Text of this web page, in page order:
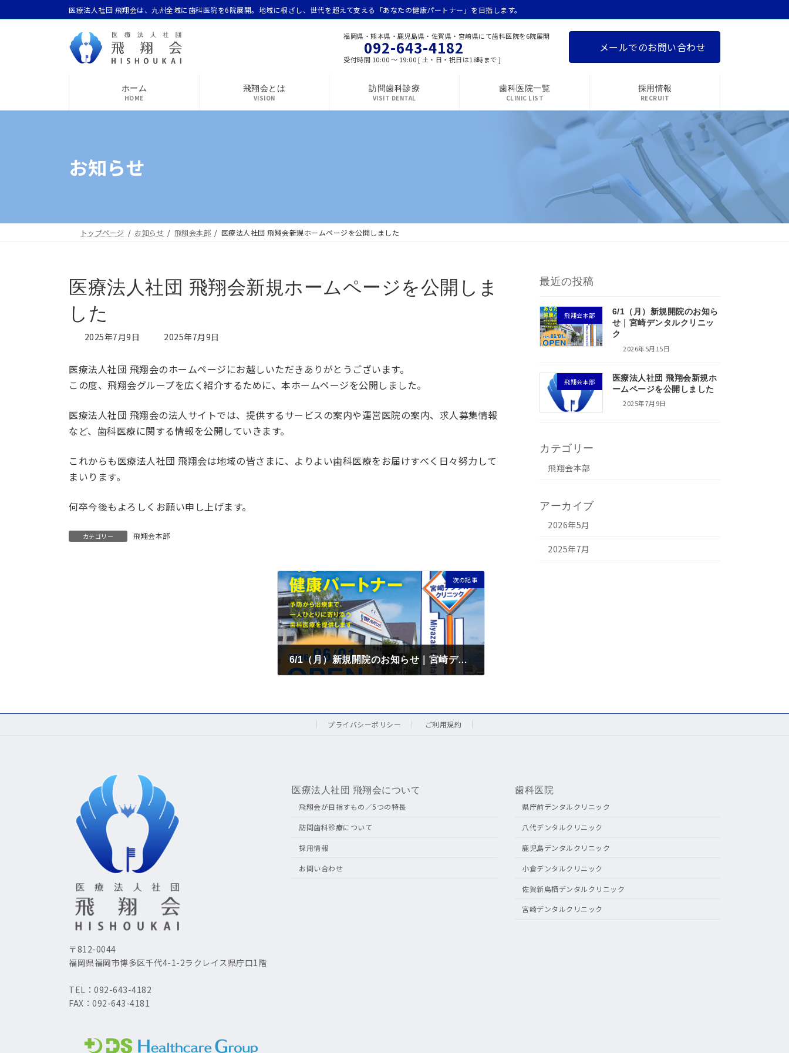
ン
ビ
医療法人社団 飛翔会は、九州全域に歯科医院を6院展開。地域に根ざし、世代を超えて支える「あなたの健康パートナー」を目指します。
福岡県・熊本県・鹿児島県・佐賀県・宮崎県にて歯科医院を6院展開
092-643-4182
受付時間 10:00 ～ 19:00 [ 土・日・祝日は18時まで ]
メールでのお問い合わせ
ホーム
HOME
飛翔会とは
VISION
訪問歯科診療
VISIT DENTAL
歯科医院一覧
CLINIC LIST
採用情報
RECRUIT
お知らせ
トップページ お知らせ 飛翔会本部 医療法人社団 飛翔会新規ホームページを公開しました
医療法人社団 飛翔会新規ホームページを公開しま
した
2025年7月9日
最
新
日
2025年7月9日
医療法人社団 飛翔会のホームページにお越しいただきありがとうございます。
この度、飛翔会グループを広く紹介するために、本ホームページを公開しました。
医療法人社団 飛翔会の法人サイトでは、提供するサービスの案内や運営医院の案内、求人募集情報
など、歯科医療に関する情報を公開していきます。
これからも医療法人社団 飛翔会は地域の皆さまに、よりよい歯科医療をお届けすべく日々努力して
まいります。
何卒今後もよろしくお願い申し上げます。
カテゴリー 飛翔会本部
次の記事
6/1（月）新規開院のお知らせ｜宮崎デンタルクリニック
最近の投稿
飛翔会本部
6/1（月）新規開院のお知ら
せ｜宮崎デンタルクリニッ
ク
2026年5月15日
飛翔会本部
医療法人社団 飛翔会新規ホ
ームページを公開しました
2025年7月9日
カテゴリー
飛翔会本部
アーカイブ
2026年5月
2025年7月
プライバシーポリシー ご利用規約
〒812-0044
福岡県福岡市博多区千代4-1-2ラクレイス県庁口1階
TEL：092-643-4182
FAX：092-643-4181
医療法人社団 飛翔会について
飛翔会が目指すもの／5つの特長
訪問歯科診療について
採用情報
お問い合わせ
歯科医院
県庁前デンタルクリニック
八代デンタルクリニック
鹿児島デンタルクリニック
小倉デンタルクリニック
佐賀新鳥栖デンタルクリニック
宮崎デンタルクリニック